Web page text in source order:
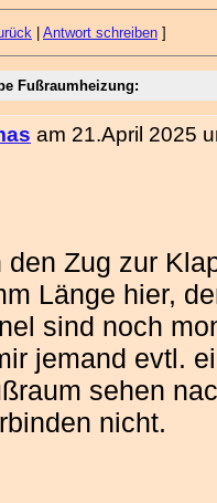
Antwort schreiben ]
Fußraumheizung:
am 21.April 2025
Zug zur
Länge hier,
sind noch
jemand evtl.
sehen
nicht.